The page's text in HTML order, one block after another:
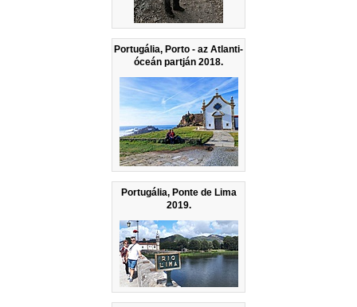
Portugália, Porto - az Atlanti-
óceán partján 2018.
Portugália, Ponte de Lima
2019.